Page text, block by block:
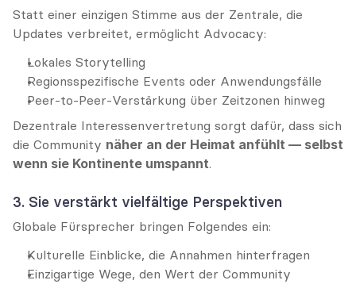
Statt einer einzigen Stimme aus der Zentrale, die
Updates verbreitet, ermöglicht Advocacy:
Lokales Storytelling
Regionsspezifische Events oder Anwendungsfälle
Peer-to-Peer-Verstärkung über Zeitzonen hinweg
Dezentrale Interessenvertretung sorgt dafür, dass sich
die Community näher an der Heimat anfühlt — selbst
wenn sie Kontinente umspannt.
3. Sie verstärkt vielfältige Perspektiven
Globale Fürsprecher bringen Folgendes ein:
Kulturelle Einblicke, die Annahmen hinterfragen
Einzigartige Wege, den Wert der Community